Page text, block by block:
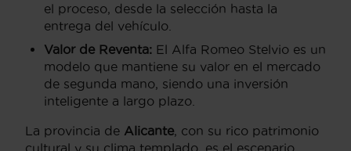
el proceso, desde la selección hasta la
entrega del vehículo.
Valor de Reventa: El Alfa Romeo Stelvio es un
modelo que mantiene su valor en el mercado
de segunda mano, siendo una inversión
inteligente a largo plazo.
La provincia de Alicante, con su rico patrimonio
cultural y su clima templado, es el escenario